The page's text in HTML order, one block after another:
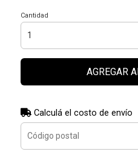
Cantidad
AGREGAR
Calculá el costo de envío